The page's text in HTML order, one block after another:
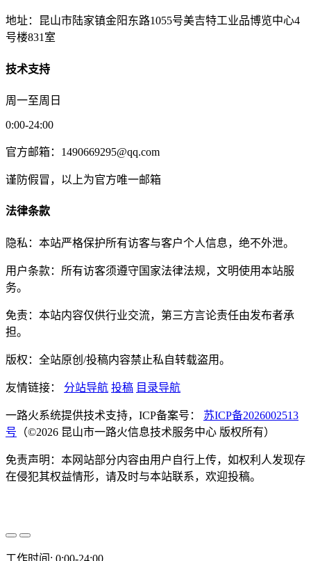
地址：昆山市陆家镇金阳东路1055号美吉特工业品博览中心4
号楼831室
技术支持
周一至周日
0:00-24:00
官方邮箱：1490669295@qq.com
谨防假冒，以上为官方唯一邮箱
法律条款
隐私：本站严格保护所有访客与客户个人信息，绝不外泄。
用户条款：所有访客须遵守国家法律法规，文明使用本站服
务。
免责：本站内容仅供行业交流，第三方言论责任由发布者承
担。
版权：全站原创/投稿内容禁止私自转载盗用。
友情链接： 分站导航 投稿 目录导航
一路火系统提供技术支持，ICP备案号： 苏ICP备2026002513
号 （©2026 昆山市一路火信息技术服务中心 版权所有）
免责声明：本网站部分内容由用户自行上传，如权利人发现存
在侵犯其权益情形，请及时与本站联系，欢迎投稿。
工作时间: 0:00-24:00